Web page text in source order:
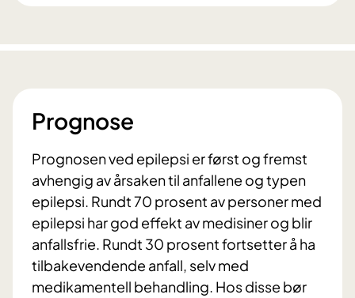
Prognose
Prognosen ved epilepsi er først og fremst
avhengig av årsaken til anfallene og typen
epilepsi. Rundt 70 prosent av personer med
epilepsi har god effekt av medisiner og blir
anfallsfrie. Rundt 30 prosent fortsetter å ha
tilbakevendende anfall, selv med
medikamentell behandling. Hos disse bør